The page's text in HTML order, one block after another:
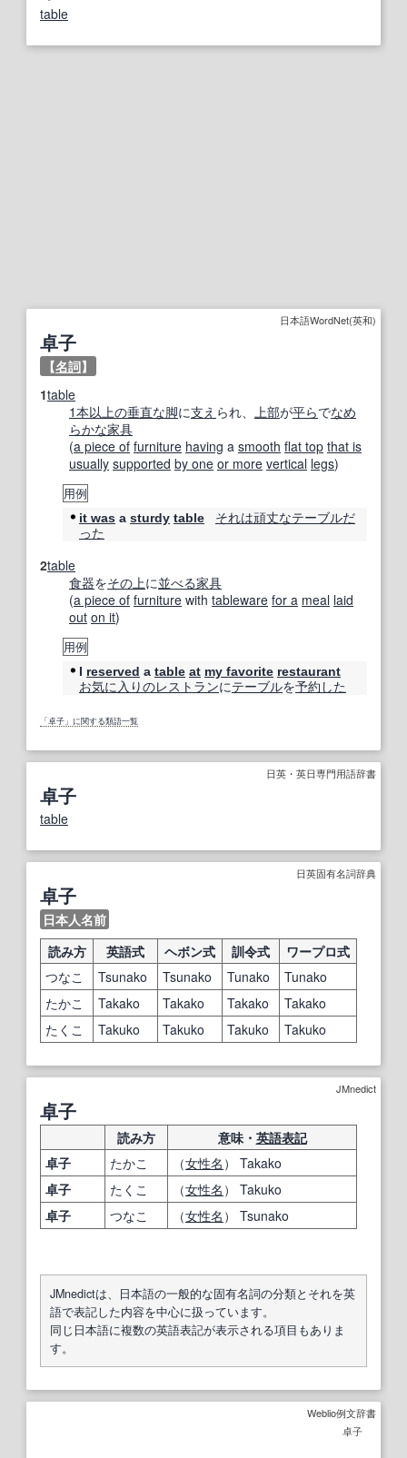
table
日本語WordNet(英和)
卓子
【名詞】
1table
1本以上の垂直な脚に支え られ、 上部が平らでなめ
らかな家具
(a piece of furniture having a smooth flat top that is
usually supported by one or more vertical legs)
用例
it was a sturdy table それは頑丈なテーブルだ
った
2table
食器をその上に並べる家具
(a piece of furniture with tableware for a meal laid
out on it)
用例
I reserved a table at my favorite restaurant
お気に入りのレストランにテーブルを予約した
「卓子」に関する類語一覧
日英・英日専門用語辞書
卓子
table
日英固有名詞辞典
卓子
日本人名前
読み方
英語式 ヘボン式 訓令式
ワープロ式
つなこ
Tsunako Tsunako Tunako
Tunako
たかこ
Takako Takako Takako
Takako
たくこ
Takuko Takuko Takuko Takuko
JMnedict
卓子
読み方 意味・ 英語表記
卓子
たかこ （女性名 ） Takako
卓子
たくこ （女性名 ） Takuko
卓子
つなこ （女性名 ） Tsunako
JMnedictは、日本語の一般的な固有名詞の分類とそれを英
語で表記した内容を中心に扱っています。
同じ日本語に複数の英語表記が表示される項目もありま
す。
Weblio例文辞書
卓子